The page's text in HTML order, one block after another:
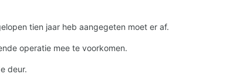
tien jaar heb aangegeten moet er af.
operatie mee te voorkomen.
deur.